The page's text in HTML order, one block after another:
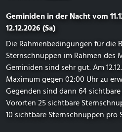
Geminiden in der Nacht vom
12.12.2026 (Sa)
Die Rahmenbedingungen für die
Sternschnuppen im Rahmen des
Geminiden sind sehr gut. Am
Maximum gegen 02:00 Uhr zu
Gegenden sind dann 64
Vororten 25 sichtbare
10 sichtbare Sternschnuppen pro